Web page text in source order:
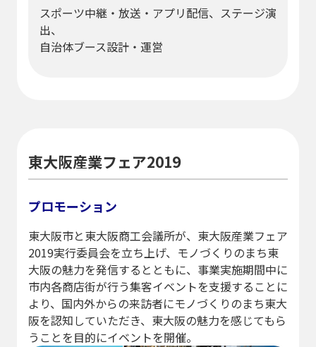
スポーツ中継・放送・アプリ配信、ステージ演
出、
自治体ブース設計・運営
東大阪産業フェア2019
プロモーション
東大阪市と東大阪商工会議所が、東大阪産業フェア
2019実行委員会を立ち上げ、モノづくりのまち東
大阪の魅力を発信するとともに、事業実施期間中に
市内各商店街が行う集客イベントを支援することに
より、国内外からの来訪者にモノづくりのまち東大
阪を認知していただき、東大阪の魅力を感じてもら
うことを目的にイベントを開催。